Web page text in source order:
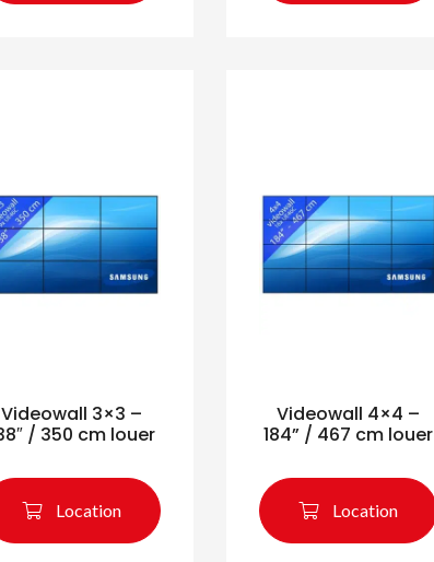
Videowall 3×3 –
/ 350 cm louer
Location
Videowall 4×4 –
184” / 467 cm louer
Location